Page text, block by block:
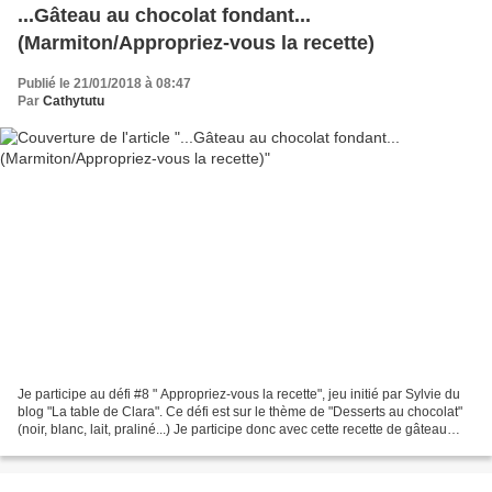
...Gâteau au chocolat fondant...
(Marmiton/Appropriez-vous la recette)
Publié le 21/01/2018 à 08:47
Par Cathytutu
Je participe au défi #8 " Appropriez-vous la recette", jeu initié par Sylvie du
blog "La table de Clara". Ce défi est sur le thème de "Desserts au chocolat"
(noir, blanc, lait, praliné...) Je participe donc avec cette recette de gâteau